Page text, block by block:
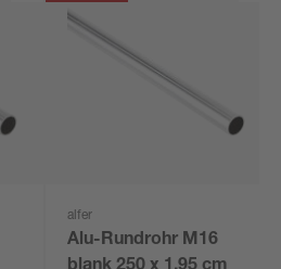
alfer
Alu-Rundrohr M16